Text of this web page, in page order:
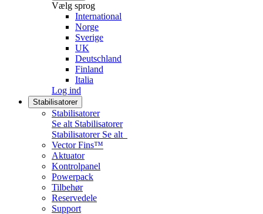
Vælg sprog
International
Norge
Sverige
UK
Deutschland
Finland
Italia
Log ind
Stabilisatorer
Stabilisatorer
Se alt Stabilisatorer
Stabilisatorer Se alt
Vector Fins™
Aktuator
Kontrolpanel
Powerpack
Tilbehør
Reservedele
Support